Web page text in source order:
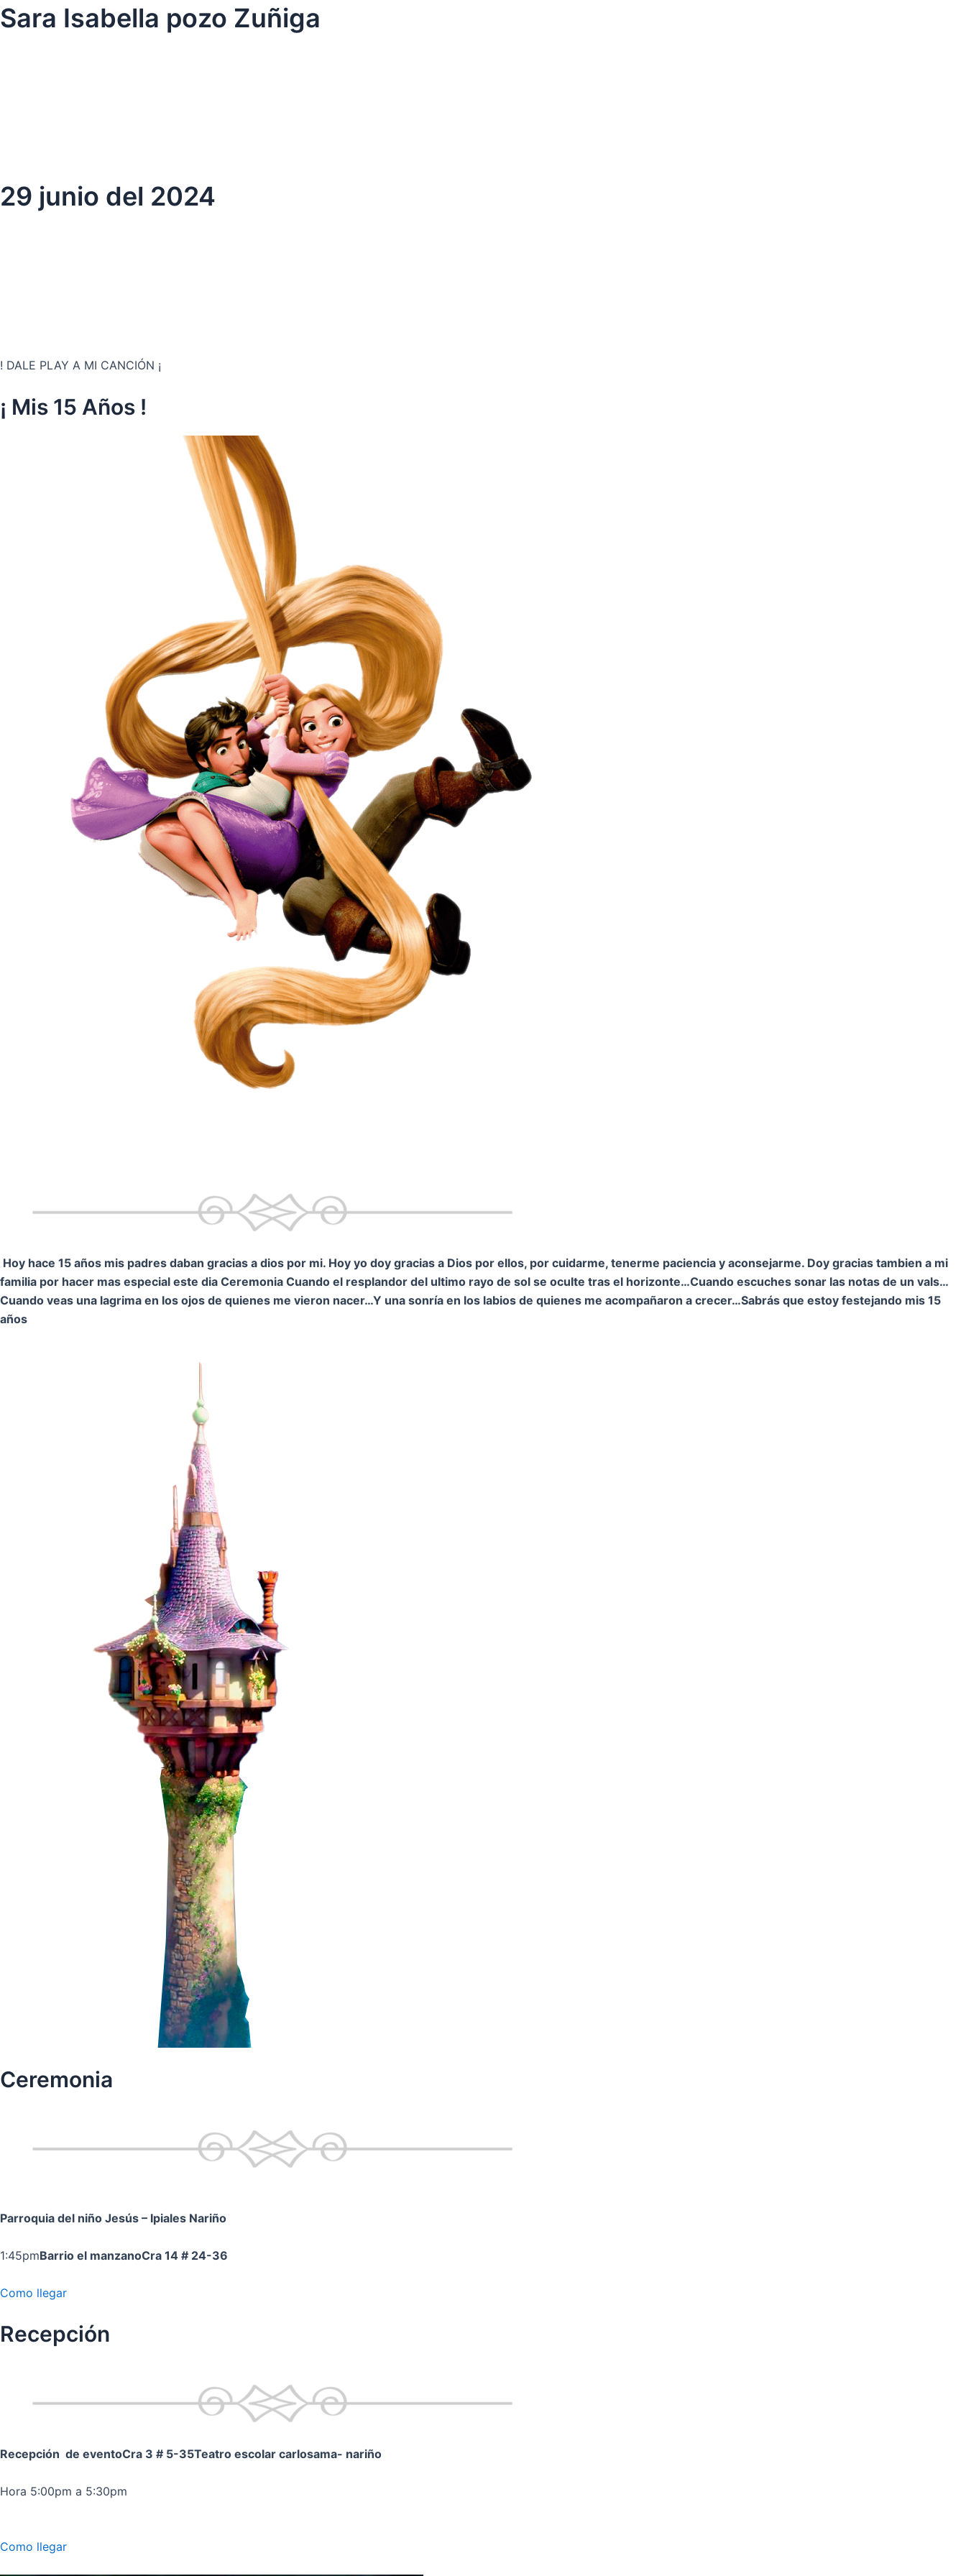
Ir
al
Sara Isabella pozo Zuñiga
29 junio del 2024
! DALE PLAY A MI CANCIÓN ¡
¡ Mis 15 Años !
Hoy hace 15 años mis padres daban gracias a dios por mi. Hoy yo doy gracias a Dios por ellos, por cuidarme, tenerme paciencia y aconsejarme. Doy gracias tambien a mi
familia por hacer mas especial este dia Ceremonia Cuando el resplandor del ultimo rayo de sol se oculte tras el horizonte…Cuando escuches sonar las notas de un vals…
Cuando veas una lagrima en los ojos de quienes me vieron nacer…Y una sonría en los labios de quienes me acompañaron a crecer…Sabrás que estoy festejando mis 15
años
Ceremonia
Parroquia del niño Jesús – Ipiales Nariño
1:45pmBarrio el manzanoCra 14 # 24-36
Como llegar
Recepción
Recepción de eventoCra 3 # 5-35Teatro escolar carlosama- nariño
Hora 5:00pm a 5:30pm
Como llegar